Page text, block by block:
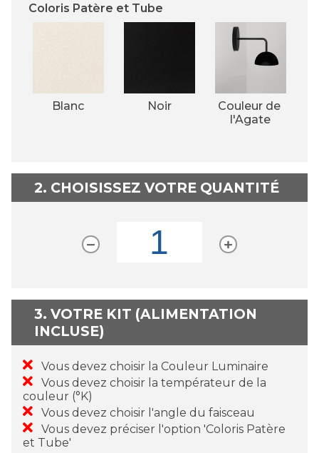
Coloris Patère et Tube
Blanc Noir
Couleur de
l'Agate
2. CHOISISSEZ VOTRE QUANTITÉ
3. VOTRE KIT (ALIMENTATION
INCLUSE)
Vous devez choisir la Couleur Luminaire
Vous devez choisir la températeur de la
couleur (°K)
Vous devez choisir l'angle du faisceau
Vous devez préciser l'option 'Coloris Patère
et Tube'